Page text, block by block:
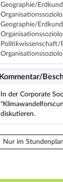
Geographie/
Geographie/
Politikwissenschaft/
Kommentar/
In der Corporate
diskutieren.
Nur im